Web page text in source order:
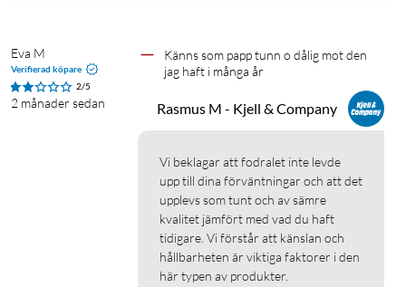
Eva M
Verifierad köpare
2/5
2 månader sedan
Känns som papp tunn o dålig mot den
jag haft i många år
Rasmus M - Kjell & Company
Vi beklagar att fodralet inte levde
upp till dina förväntningar och att det
upplevs som tunt och av sämre
kvalitet jämfört med vad du haft
tidigare. Vi förstår att känslan och
hållbarheten är viktiga faktorer i den
här typen av produkter.